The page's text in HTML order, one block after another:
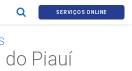
SERVIÇOS ONLINE
do Piauí